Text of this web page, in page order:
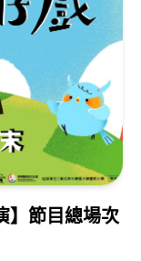
】節目總場次